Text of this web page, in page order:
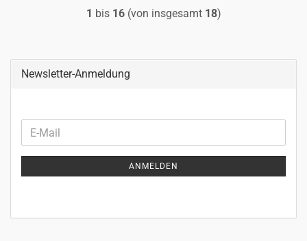
1 bis 16(von insgesamt 18)
Newsletter-Anmeldung
WEITER
ZUR
NEWSLETTER-
E-
Mail
ANMELDEN